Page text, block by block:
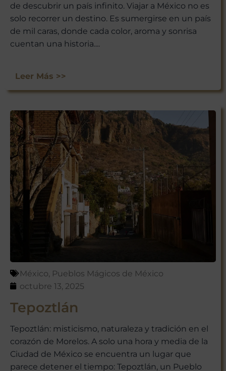
de descubrir un país infinito. Viajar a México no es
solo recorrer un destino. Es sumergirse en un país
de mil caras, donde cada color, aroma y sonrisa
cuentan una historia....
Leer Más >>
México, Pueblos Mágicos de México
octubre 13, 2025
Tepoztlán
Tepoztlán: misticismo, naturaleza y tradición en el
corazón de Morelos. A solo una hora y media de la
Ciudad de México se encuentra un lugar que
parece detener el tiempo: Tepoztlán, un Pueblo